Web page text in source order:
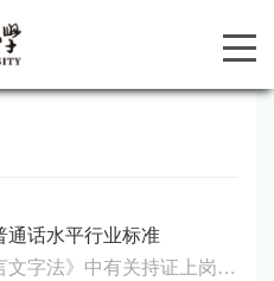
通话水平行业标准
根据《通用语言文字法》中有关持证上岗的相关规定，各行业制定了不同的普通话水平达标标准：国家级和省级广播电台、电视台的播音员、节目主持人，普通话水平应达到一级甲等(97分)，其他广播电台、电视台的播音员、节目主持人，普通话水平应达到一级乙等（92分）话剧、电影、电视剧、广播剧等表演、配音演员，播音、主持专业和影视表演专业的教师、学生，普通话水平不低于一级（92分）。公共服务行业的特定岗位人员（如广播员、...